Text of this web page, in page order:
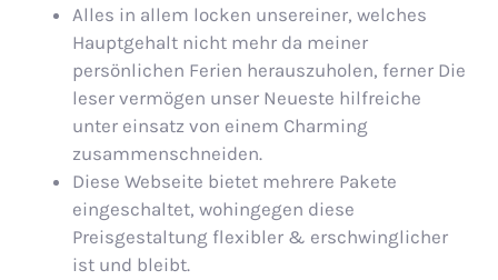
Alles in allem locken unsereiner, welches
Hauptgehalt nicht mehr da meiner
persönlichen Ferien herauszuholen, ferner Die
leser vermögen unser Neueste hilfreiche
unter einsatz von einem Charming
zusammenschneiden.
Diese Webseite bietet mehrere Pakete
eingeschaltet, wohingegen diese
Preisgestaltung flexibler & erschwinglicher
ist und bleibt.